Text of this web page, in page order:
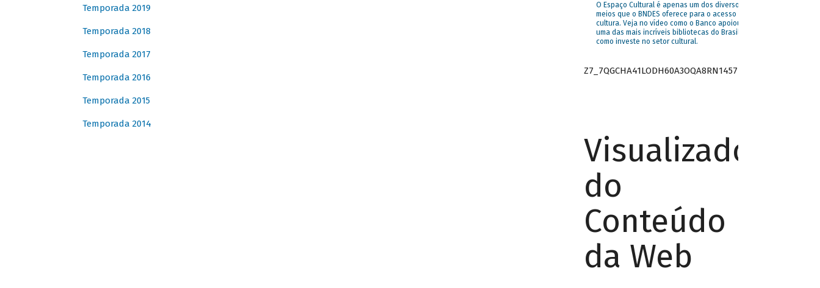
Temporada 2019
Temporada 2018
Temporada 2017
Temporada 2016
Temporada 2015
Temporada 2014
O Espaço Cultural é apenas um dos diversos
meios que o BNDES oferece para o acesso à
cultura. Veja no vídeo como o Banco apoiou
uma das mais incríveis bibliotecas do Brasil e
como investe no setor cultural.
Z7_7QGCHA41LODH60A3OQA8RN1457
Visualizador
do
Conteúdo
da Web